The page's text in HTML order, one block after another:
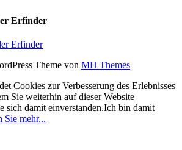
Erfinder
Theme von MH Themes
Cookies zur Verbesserung des Erlebnisses
Sie weiterhin auf dieser Website
sich damit einverstanden.Ich bin damit
Sie mehr...